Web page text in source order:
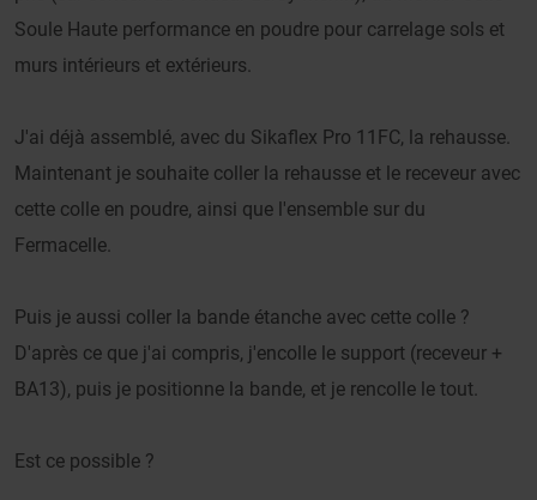
Soule Haute performance en poudre pour carrelage sols et
murs intérieurs et extérieurs.
J'ai déjà assemblé, avec du Sikaflex Pro 11FC, la rehausse.
Maintenant je souhaite coller la rehausse et le receveur avec
cette colle en poudre, ainsi que l'ensemble sur du
Fermacelle.
Puis je aussi coller la bande étanche avec cette colle ?
D'après ce que j'ai compris, j'encolle le support (receveur +
BA13), puis je positionne la bande, et je rencolle le tout.
Est ce possible ?